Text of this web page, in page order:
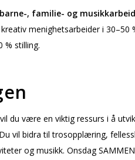
, familie- og musikkarbeid
menighetsarbeider i 30–50
% stilling.
du være en viktig ressurs i å
vil bidra til trosopplæring,
og musikk. Onsdag